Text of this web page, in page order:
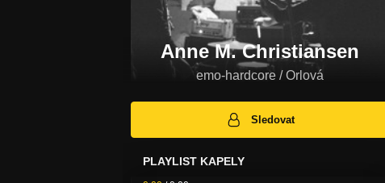
Anne M. Christiansen
emo-hardcore / Orlová
Sledovat
PLAYLIST KAPELY